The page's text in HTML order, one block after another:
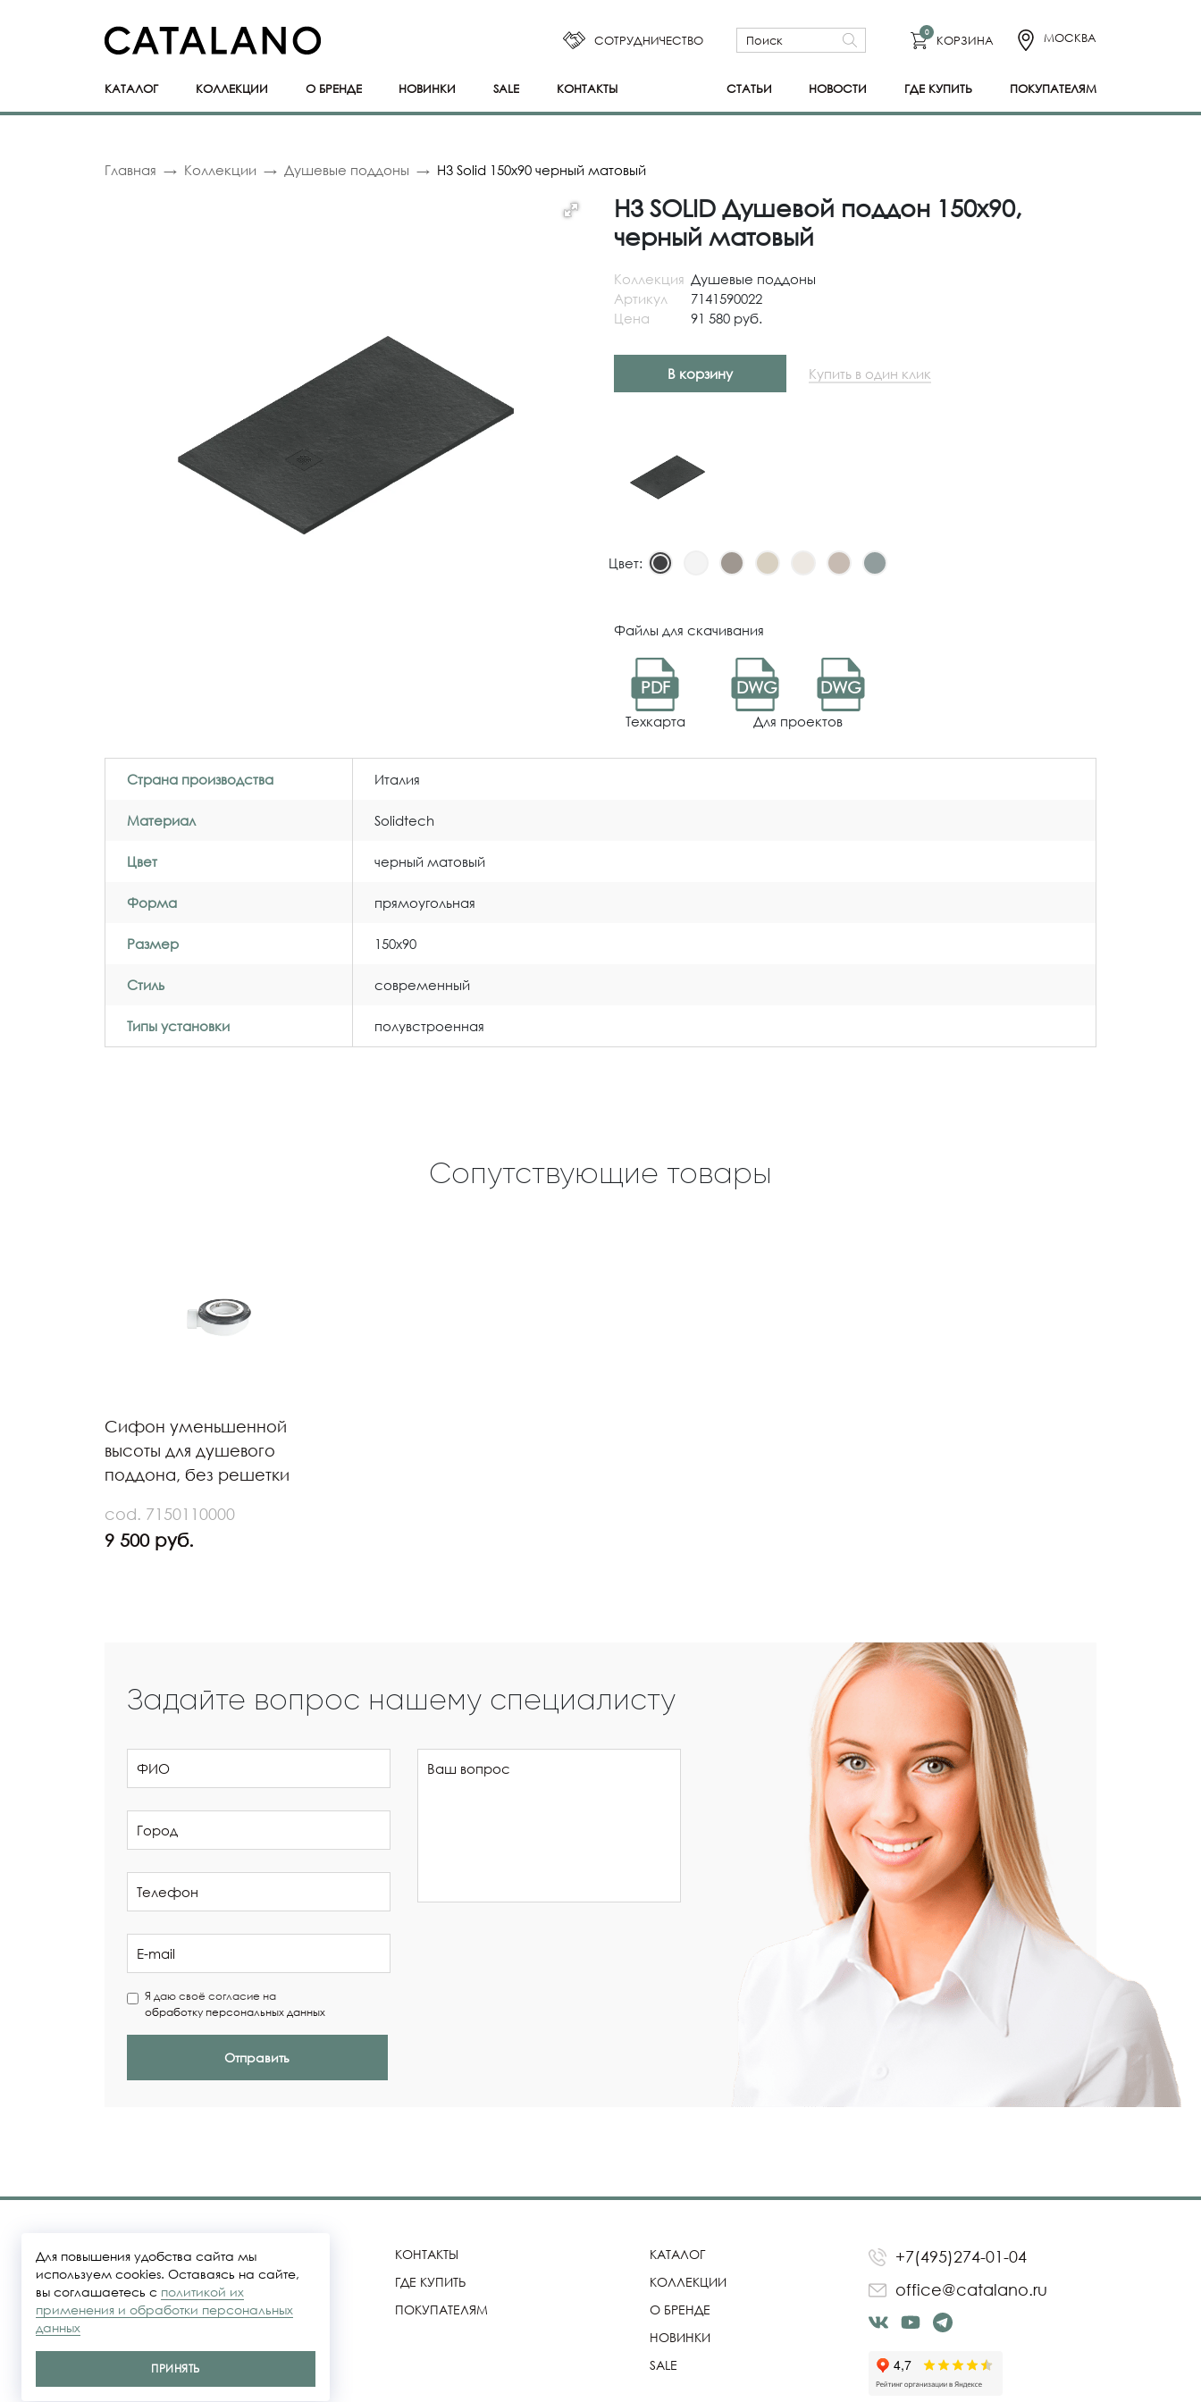
СОТРУДНИЧЕСТВО
0
КОРЗИНА МОСКВА
КАТАЛОГ КОЛЛЕКЦИИ О БРЕНДЕ НОВИНКИ SALE КОНТАКТЫ СТАТЬИ НОВОСТИ ГДЕ КУПИТЬ ПОКУПАТЕЛЯМ
Главная Коллекции Душевые поддоны H3 Solid 150x90 черный матовый
H3 SOLID Душевой поддон 150x90,
черный матовый
Коллекция Душевые поддоны
Артикул
7141590022
Цена
91 580 руб.
В корзину Купить в один клик
Цвет:
Файлы для скачивания
PDF
Техкарта
DWG DWG
Для проектов
Страна производства Италия
Материал Solidtech
Цвет черный матовый
Форма прямоугольная
Размер 150x90
Стиль современный
Типы установки полувстроенная
Сопутствующие товары
Сифон уменьшенной
высоты для душевого
поддона, без решетки
cod. 7150110000
9 500 руб.
Задайте вопрос нашему специалисту
Я даю своё согласие на
обработку персональных данных
Отправить
Политика конфидециальности
являются публичной офертой
КОНТАКТЫ
ГДЕ КУПИТЬ
ПОКУПАТЕЛЯМ
КАТАЛОГ
КОЛЛЕКЦИИ
О БРЕНДЕ
НОВИНКИ
SALE
+7(495)274-01-04
office@catalano.ru
Для повышения удобства сайта мы
используем cookies. Оставаясь на сайте,
вы соглашаетесь с политикой их
применения и обработки персональных
данных
ПРИНЯТЬ